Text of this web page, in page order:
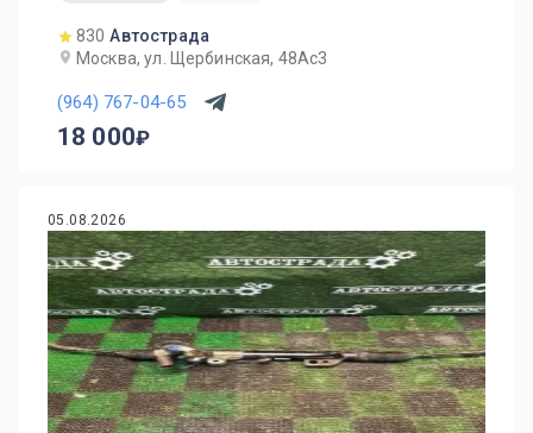
830 Автострада
Москва, ул. Щербинская, 48Ас3
(964) 767-04-65
18 000
05.08.2026